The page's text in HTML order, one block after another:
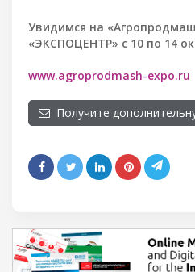
Увидимся на
«ЭКСПОЦЕНТР» с 10 по 14
www.agroprodmash-expo.ru
Получите